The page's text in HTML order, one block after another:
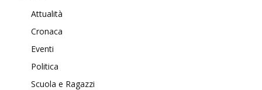
Attualità
Cronaca
Eventi
Politica
Scuola e Ragazzi